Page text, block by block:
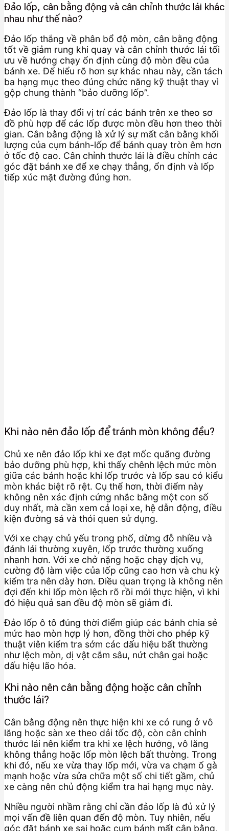
Đảo lốp, cân bằng động và cân chỉnh thước lái khác
nhau như thế nào?
Đảo lốp thắng về phân bổ độ mòn, cân bằng động
tốt về giảm rung khi quay và cân chỉnh thước lái tối
ưu về hướng chạy ổn định cùng độ mòn đều của
bánh xe. Để hiểu rõ hơn sự khác nhau này, cần tách
ba hạng mục theo đúng chức năng kỹ thuật thay vì
gộp chung thành “bảo dưỡng lốp”.
Đảo lốp là thay đổi vị trí các bánh trên xe theo sơ
đồ phù hợp để các lốp được mòn đều hơn theo thời
gian. Cân bằng động là xử lý sự mất cân bằng khối
lượng của cụm bánh-lốp để bánh quay tròn êm hơn
ở tốc độ cao. Cân chỉnh thước lái là điều chỉnh các
góc đặt bánh xe để xe chạy thẳng, ổn định và lốp
tiếp xúc mặt đường đúng hơn.
Khi nào nên đảo lốp để tránh mòn không đều?
Chủ xe nên đảo lốp khi xe đạt mốc quãng đường
bảo dưỡng phù hợp, khi thấy chênh lệch mức mòn
giữa các bánh hoặc khi lốp trước và lốp sau có kiểu
mòn khác biệt rõ rệt. Cụ thể hơn, thời điểm này
không nên xác định cứng nhắc bằng một con số
duy nhất, mà cần xem cả loại xe, hệ dẫn động, điều
kiện đường sá và thói quen sử dụng.
Với xe chạy chủ yếu trong phố, dừng đỗ nhiều và
đánh lái thường xuyên, lốp trước thường xuống
nhanh hơn. Với xe chở nặng hoặc chạy dịch vụ,
cường độ làm việc của lốp cũng cao hơn và chu kỳ
kiểm tra nên dày hơn. Điều quan trọng là không nên
đợi đến khi lốp mòn lệch rõ rồi mới thực hiện, vì khi
đó hiệu quả san đều độ mòn sẽ giảm đi.
Đảo lốp ô tô đúng thời điểm giúp các bánh chia sẻ
mức hao mòn hợp lý hơn, đồng thời cho phép kỹ
thuật viên kiểm tra sớm các dấu hiệu bất thường
như lệch mòn, dị vật cắm sâu, nứt chân gai hoặc
dấu hiệu lão hóa.
Khi nào nên cân bằng động hoặc cân chỉnh
thước lái?
Cân bằng động nên thực hiện khi xe có rung ở vô
lăng hoặc sàn xe theo dải tốc độ, còn cân chỉnh
thước lái nên kiểm tra khi xe lệch hướng, vô lăng
không thẳng hoặc lốp mòn lệch bất thường. Trong
khi đó, nếu xe vừa thay lốp mới, vừa va chạm ổ gà
mạnh hoặc vừa sửa chữa một số chi tiết gầm, chủ
xe càng nên chủ động kiểm tra hai hạng mục này.
Nhiều người nhầm rằng chỉ cần đảo lốp là đủ xử lý
mọi vấn đề liên quan đến độ mòn. Tuy nhiên, nếu
góc đặt bánh xe sai hoặc cụm bánh mất cân bằng,